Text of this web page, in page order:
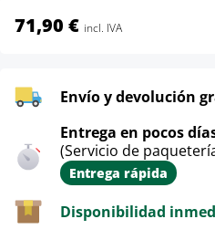
71,90 € incl. IVA
Envío y devolución
Entrega en pocos
(Servicio de
Entrega rápida
Disponibilidad